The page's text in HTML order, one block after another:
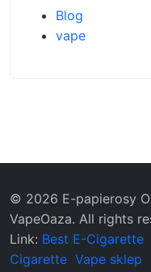
Blog
vape
© 2026 E-papierosy
VapeOaza. All rights
Link: Best E-Cigarette
Cigarette Vape sklep